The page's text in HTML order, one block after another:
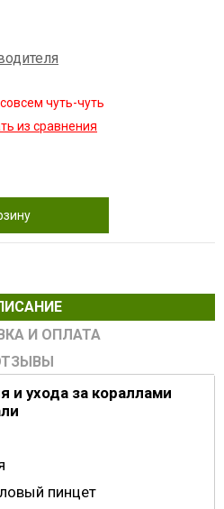
чуть-чуть
из сравнения
И ОПЛАТА
и ухода за кораллами
пинцет